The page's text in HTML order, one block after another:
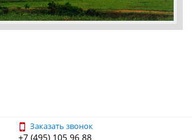
Заказать звонок
+7 (495) 105 96 88